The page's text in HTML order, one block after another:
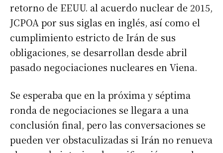
retorno de EEUU. al acuerdo nuclear de 2015,
JCPOA por sus siglas en inglés, así como el
cumplimiento estricto de Irán de sus
obligaciones, se desarrollan desde abril
pasado negociaciones nucleares en Viena.
Se esperaba que en la próxima y séptima
ronda de negociaciones se llegara a una
conclusión final, pero las conversaciones se
pueden ver obstaculizadas si Irán no renueva